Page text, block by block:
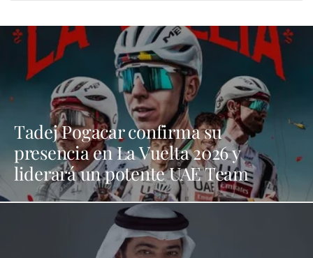
Tadej Pogacar confirma su
presencia en La Vuelta 2026 y
liderará un potente UAE Team